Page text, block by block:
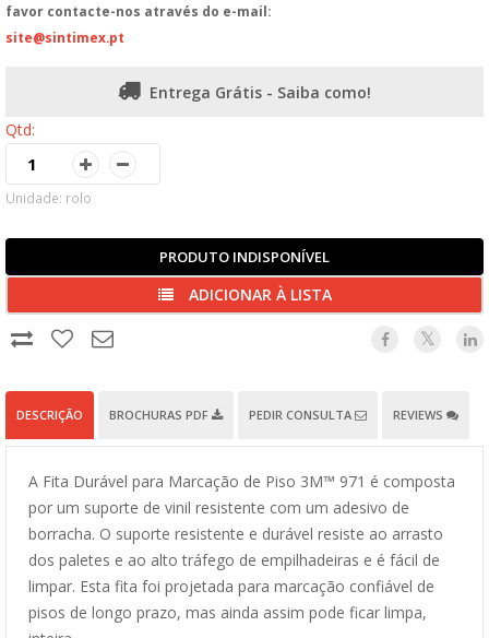
favor contacte-nos através do e-mail:
site@sintimex.pt
Entrega Grátis - Saiba como!
Qtd:
Unidade: rolo
PRODUTO INDISPONÍVEL
ADICIONAR À LISTA
DESCRIÇÃO BROCHURAS PDF PEDIR CONSULTA REVIEWS
A Fita Durável para Marcação de Piso 3M™ 971 é composta
por um suporte de vinil resistente com um adesivo de
borracha. O suporte resistente e durável resiste ao arrasto
dos paletes e ao alto tráfego de empilhadeiras e é fácil de
limpar. Esta fita foi projetada para marcação confiável de
pisos de longo prazo, mas ainda assim pode ficar limpa,